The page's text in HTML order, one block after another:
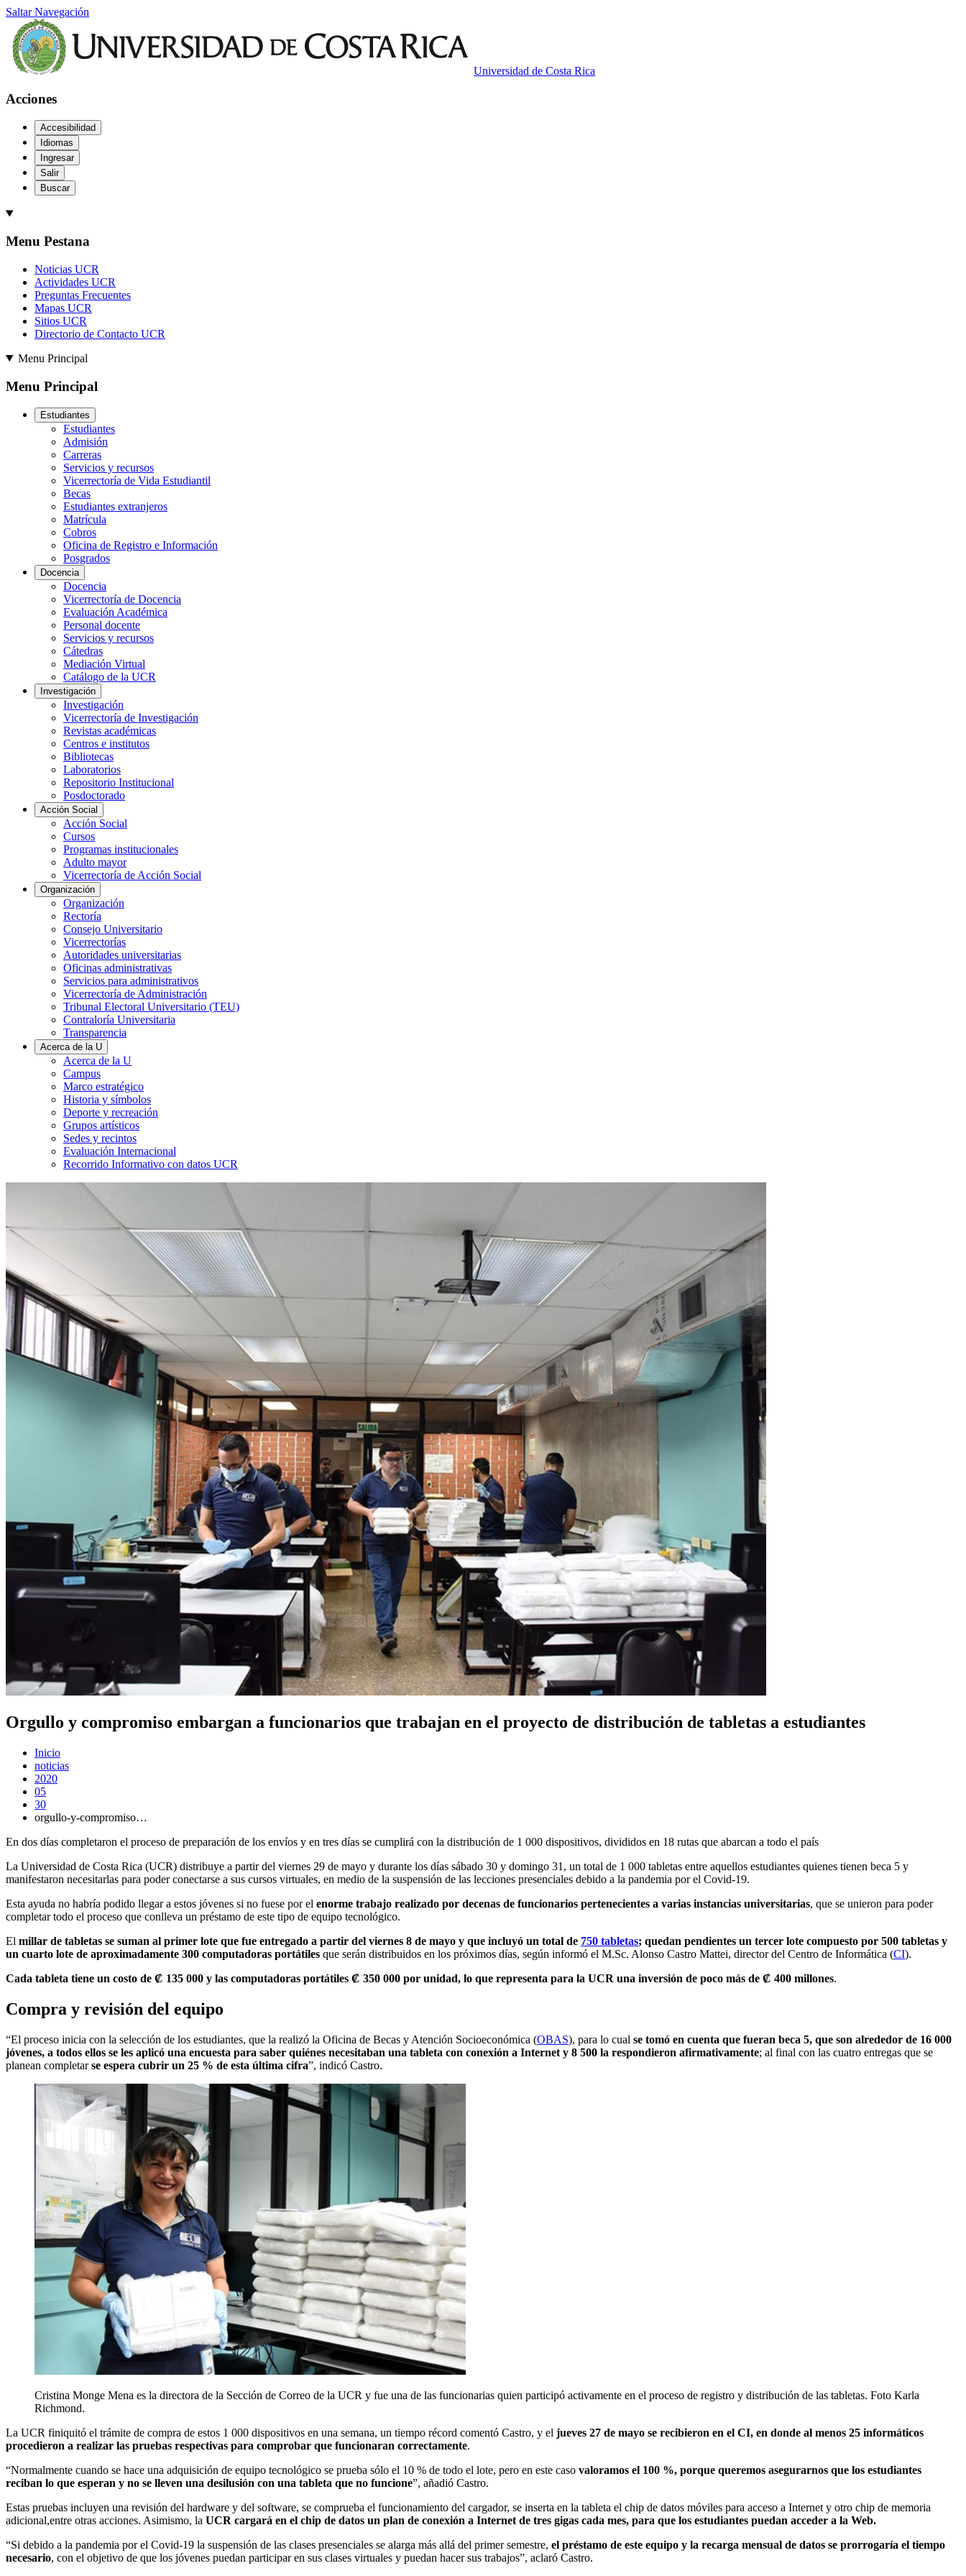
Saltar Navegación
Universidad de Costa Rica
Acciones
Accesibilidad
Idiomas
Ingresar
Salir
Buscar
Menu Pestana
Noticias UCR
Actividades UCR
Preguntas Frecuentes
Mapas UCR
Sitios UCR
Directorio de Contacto UCR
Menu Principal
Menu Principal
Estudiantes
Estudiantes
Admisión
Carreras
Servicios y recursos
Vicerrectoría de Vida Estudiantil
Becas
Estudiantes extranjeros
Matrícula
Cobros
Oficina de Registro e Información
Posgrados
Docencia
Docencia
Vicerrectoría de Docencia
Evaluación Académica
Personal docente
Servicios y recursos
Cátedras
Mediación Virtual
Catálogo de la UCR
Investigación
Investigación
Vicerrectoría de Investigación
Revistas académicas
Centros e institutos
Bibliotecas
Laboratorios
Repositorio Institucional
Posdoctorado
Acción Social
Acción Social
Cursos
Programas institucionales
Adulto mayor
Vicerrectoría de Acción Social
Organización
Organización
Rectoría
Consejo Universitario
Vicerrectorías
Autoridades universitarias
Oficinas administrativas
Servicios para administrativos
Vicerrectoría de Administración
Tribunal Electoral Universitario (TEU)
Contraloría Universitaria
Transparencia
Acerca de la U
Acerca de la U
Campus
Marco estratégico
Historia y símbolos
Deporte y recreación
Grupos artísticos
Sedes y recintos
Evaluación Internacional
Recorrido Informativo con datos UCR
Orgullo y compromiso embargan a funcionarios que trabajan en el proyecto de distribución de tabletas a estudiantes
Inicio
noticias
2020
05
30
orgullo-y-compromiso…
En dos días completaron el proceso de preparación de los envíos y en tres días se cumplirá con la distribución de 1 000 dispositivos, divididos en 18 rutas que abarcan a todo el país
La Universidad de Costa Rica (UCR) distribuye a partir del viernes 29 de mayo y durante los días sábado 30 y domingo 31, un total de 1 000 tabletas entre aquellos estudiantes quienes tienen beca 5 y
manifestaron necesitarlas para poder conectarse a sus cursos virtuales, en medio de la suspensión de las lecciones presenciales debido a la pandemia por el Covid-19.
Esta ayuda no habría podido llegar a estos jóvenes si no fuese por el enorme trabajo realizado por decenas de funcionarios pertenecientes a varias instancias universitarias, que se unieron para poder
completar todo el proceso que conlleva un préstamo de este tipo de equipo tecnológico.
El millar de tabletas se suman al primer lote que fue entregado a partir del viernes 8 de mayo y que incluyó un total de 750 tabletas; quedan pendientes un tercer lote compuesto por 500 tabletas y
un cuarto lote de aproximadamente 300 computadoras portátiles que serán distribuidos en los próximos días, según informó el M.Sc. Alonso Castro Mattei, director del Centro de Informática (CI).
Cada tableta tiene un costo de ₡ 135 000 y las computadoras portátiles ₡ 350 000 por unidad, lo que representa para la UCR una inversión de poco más de ₡ 400 millones.
Compra y revisión del equipo
“El proceso inicia con la selección de los estudiantes, que la realizó la Oficina de Becas y Atención Socioeconómica (OBAS), para lo cual se tomó en cuenta que fueran beca 5, que son alrededor de 16 000
jóvenes, a todos ellos se les aplicó una encuesta para saber quiénes necesitaban una tableta con conexión a Internet y 8 500 la respondieron afirmativamente; al final con las cuatro entregas que se
planean completar se espera cubrir un 25 % de esta última cifra”, indicó Castro.
Cristina Monge Mena es la directora de la Sección de Correo de la UCR y fue una de las funcionarias quien participó activamente en el proceso de registro y distribución de las tabletas. Foto Karla
Richmond.
La UCR finiquitó el trámite de compra de estos 1 000 dispositivos en una semana, un tiempo récord comentó Castro, y el jueves 27 de mayo se recibieron en el CI, en donde al menos 25 informáticos
procedieron a realizar las pruebas respectivas para comprobar que funcionaran correctamente.
“Normalmente cuando se hace una adquisición de equipo tecnológico se prueba sólo el 10 % de todo el lote, pero en este caso valoramos el 100 %, porque queremos asegurarnos que los estudiantes
reciban lo que esperan y no se lleven una desilusión con una tableta que no funcione”, añadió Castro.
Estas pruebas incluyen una revisión del hardware y del software, se comprueba el funcionamiento del cargador, se inserta en la tableta el chip de datos móviles para acceso a Internet y otro chip de memoria
adicional,entre otras acciones. Asimismo, la UCR cargará en el chip de datos un plan de conexión a Internet de tres gigas cada mes, para que los estudiantes puedan acceder a la Web.
“Si debido a la pandemia por el Covid-19 la suspensión de las clases presenciales se alarga más allá del primer semestre, el préstamo de este equipo y la recarga mensual de datos se prorrogaría el tiempo
necesario, con el objetivo de que los jóvenes puedan participar en sus clases virtuales y puedan hacer sus trabajos”, aclaró Castro.